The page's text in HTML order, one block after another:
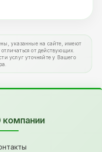
указанные на сайте, имеют
от действующих.
услуг уточняйте у Вашего
компании